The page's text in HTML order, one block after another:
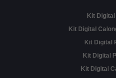
Kit
Kit Digital
Kit Digital
Kit Digital
Kit Digital